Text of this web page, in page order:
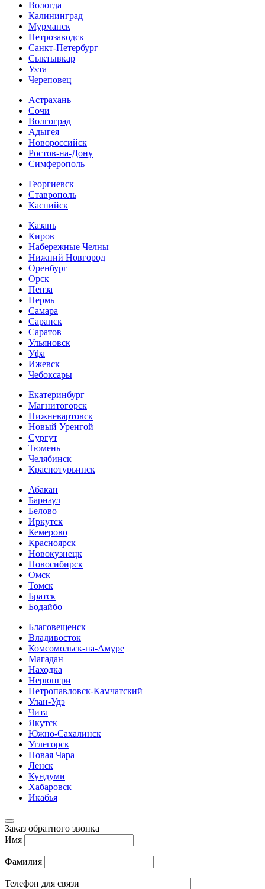
Вологда
Калининград
Мурманск
Петрозаводск
Санкт-Петербург
Сыктывкар
Ухта
Череповец
Астрахань
Сочи
Волгоград
Адыгея
Новороссийск
Ростов-на-Дону
Симферополь
Георгиевск
Ставрополь
Каспийск
Казань
Киров
Набережные Челны
Нижний Новгород
Оренбург
Орск
Пенза
Пермь
Самара
Саранск
Саратов
Ульяновск
Уфа
Ижевск
Чебоксары
Екатеринбург
Магнитогорск
Нижневартовск
Новый Уренгой
Сургут
Тюмень
Челябинск
Краснотурьинск
Абакан
Барнаул
Белово
Иркутск
Кемерово
Красноярск
Новокузнецк
Новосибирск
Омск
Томск
Братск
Бодайбо
Благовещенск
Владивосток
Комсомольск-на-Амуре
Магадан
Находка
Нерюнгри
Петропавловск-Камчатский
Улан-Удэ
Чита
Якутск
Южно-Сахалинск
Углегорск
Новая Чара
Ленск
Кундуми
Хабаровск
Икабья
Заказ обратного звонка
Имя
Фамилия
Телефон для связи